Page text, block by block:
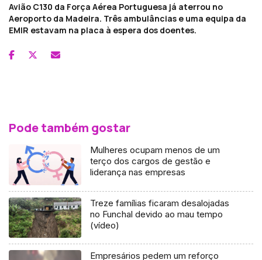
Avião C130 da Força Aérea Portuguesa já aterrou no
Aeroporto da Madeira. Três ambulâncias e uma equipa da
EMIR estavam na placa à espera dos doentes.
Pode também gostar
Mulheres ocupam menos de um
terço dos cargos de gestão e
liderança nas empresas
Treze famílias ficaram desalojadas
no Funchal devido ao mau tempo
(vídeo)
Empresários pedem um reforço